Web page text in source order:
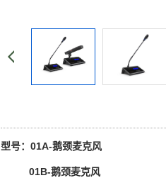
型号：01A-鹅颈麦克风
01B-鹅颈麦克风